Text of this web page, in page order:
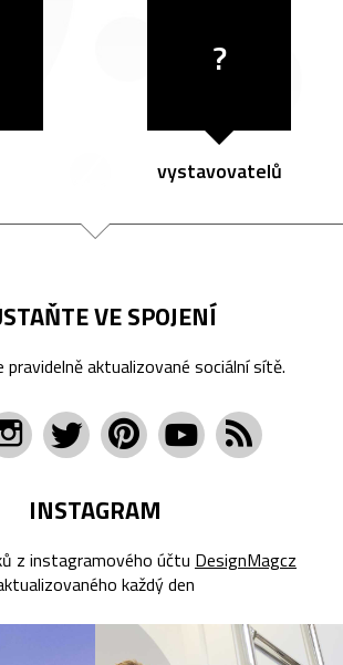
?
vystavovatelů
VE SPOJENÍ
pravidelně aktualizované sociální sítě.
INSTAGRAM
z instagramového účtu DesignMagcz
každý den